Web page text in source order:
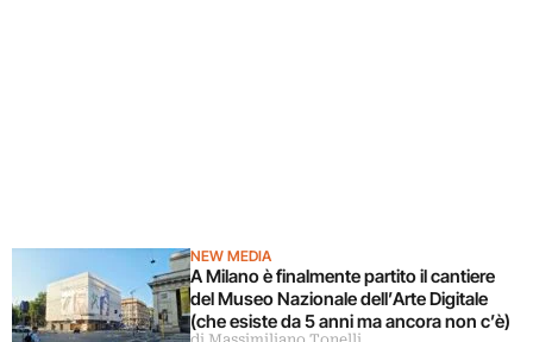
NEW MEDIA
A Milano è finalmente partito il cantiere
del Museo Nazionale dell’Arte Digitale
(che esiste da 5 anni ma ancora non c’è)